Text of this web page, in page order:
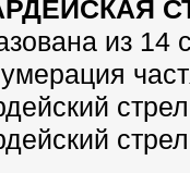
из 14